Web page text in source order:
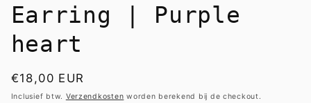
Earring | Purple
heart
Normale
prijs
€18,00 EUR
Inclusief btw. Verzendkosten worden berekend bij de checkout.